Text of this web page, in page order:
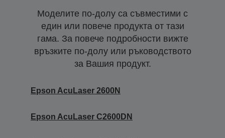
Моделите по-долу са съвместими с
един или повече продукта от тази
гама. За повече подробности вижте
връзките по-долу или ръководството
за Вашия продукт.
Epson AcuLaser 2600N
Epson AcuLaser C2600DN